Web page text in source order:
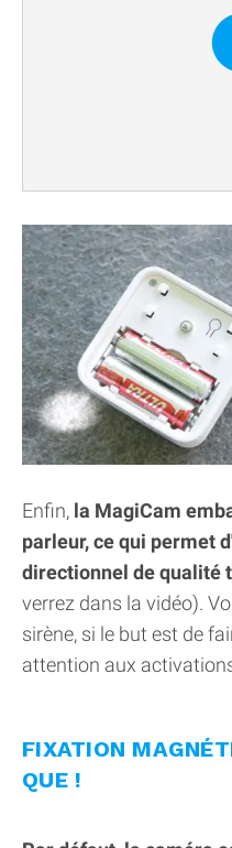
Enfin, la MagiCam
parleur, ce qui permet
directionnel de qualité
verrez dans la vidéo).
sirène, si le but est de
attention aux
FIXATION
QUE !